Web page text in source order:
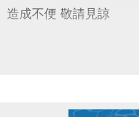
造成不便 敬請見諒